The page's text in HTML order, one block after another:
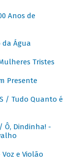
Anos de
da Água
Tristes
Presente
/ Tudo Quanto é
/ Ô, Dindinha! -
Voz e Violão